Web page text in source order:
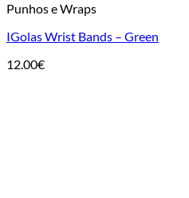
Punhos e Wraps
IGolas Wrist Bands – Green
12.00€